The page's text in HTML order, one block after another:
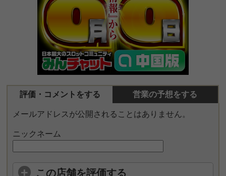
評価・コメントをする 営業の予想をする
メールアドレスが公開されることはありません。
ニックネーム
この店舗を評価する